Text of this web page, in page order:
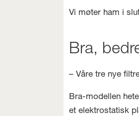
Vi møter ham i
Bra,
– Våre tre nye
Bra-modellen
et elektrostatisk